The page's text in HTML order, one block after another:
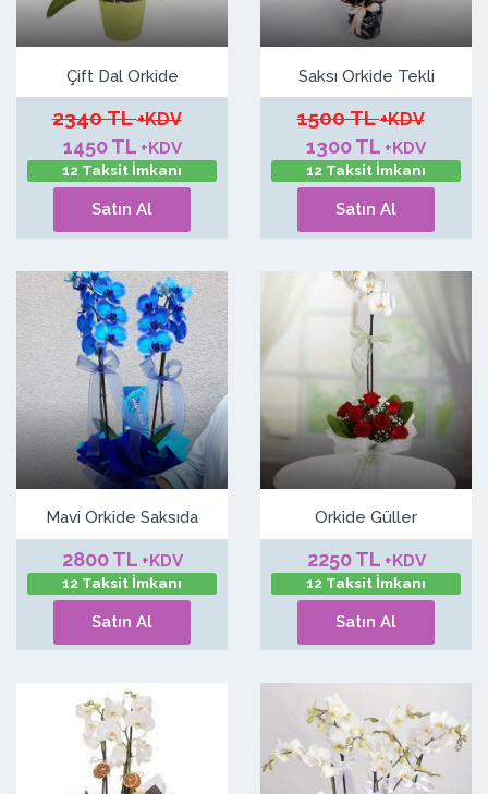
Çift Dal Orkide
2340 TL+KDV
1450 TL +KDV
12 Taksit İmkanı
Satın Al
Saksı Orkide Tekli
1500 TL+KDV
1300 TL +KDV
12 Taksit İmkanı
Satın Al
Mavi Orkide Saksıda
2800 TL +KDV
12 Taksit İmkanı
Satın Al
Orkide Güller
2250 TL +KDV
12 Taksit İmkanı
Satın Al